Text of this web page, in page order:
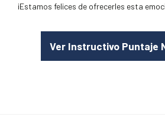
¡Estamos felices de ofrecerles esta
Ver Instructivo Puntaje